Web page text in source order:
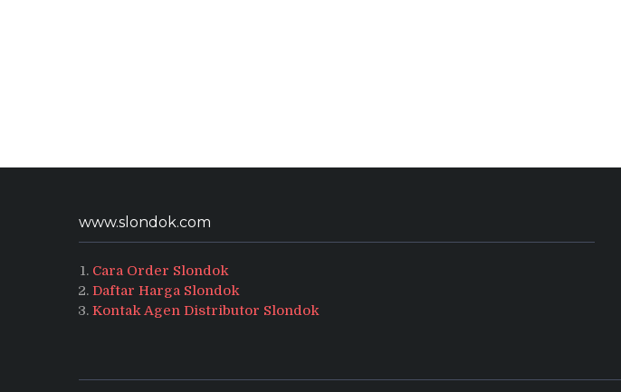
www.slondok.com
Cara Order Slondok
Daftar Harga Slondok
Kontak Agen Distributor Slondok